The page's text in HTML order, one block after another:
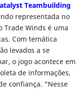
Teambuilding
representada no
Winds é uma
Com temática
levados a se
o jogo acontece em
de informações,
confiança. “Nesse